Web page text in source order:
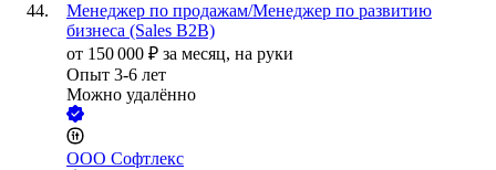
Менеджер по продажам/Менеджер по развитию
бизнеса (Sales B2B)
от 150 000 ₽ за месяц, на руки
Опыт 3-6 лет
Можно удалённо
ООО Софтлекс